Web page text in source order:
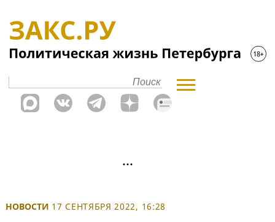
НОВОСТИ 17 СЕНТЯБРЯ 2022, 16:28